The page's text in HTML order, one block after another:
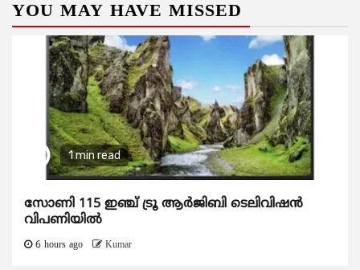
YOU MAY HAVE MISSED
1 min read
സോണി 115 ഇഞ്ച് ട്രൂ ആർജിബി ടെലിവിഷൻ
വിപണിയിൽ
6 hours ago Kumar